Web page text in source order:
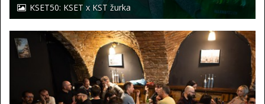
KSET50: KSET x KST žurka